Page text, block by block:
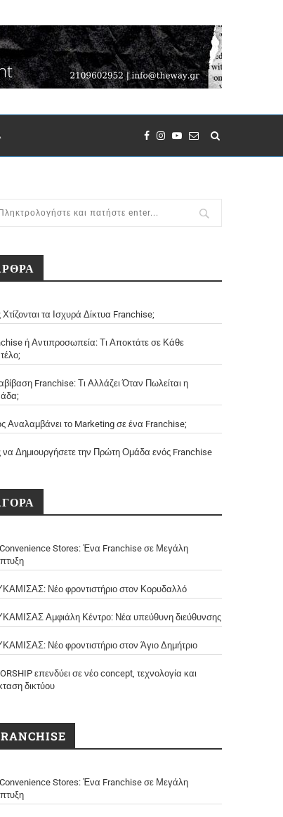
τα Ισχυρά Δίκτυα Franchise;
ή Αντιπροσωπεία: Τι Αποκτάτε σε Κάθε
Franchise: Τι Αλλάζει Όταν Πωλείται η
Αναλαμβάνει το Marketing σε ένα Franchise;
Δημιουργήσετε την Πρώτη Ομάδα ενός Franchise
Stores: Ένα Franchise σε Μεγάλη
Νέο φροντιστήριο στον Κορυδαλλό
Αμφιάλη Κέντρο: Νέα υπεύθυνη διεύθυνσης
Νέο φροντιστήριο στον Άγιο Δημήτριο
επενδύει σε νέο concept, τεχνολογία και
δικτύου
Stores: Ένα Franchise σε Μεγάλη